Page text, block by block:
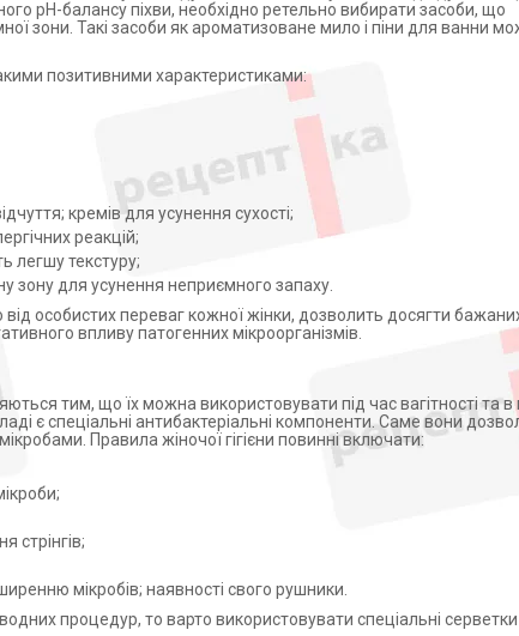
pH-балансу піхви, необхідно ретельно вибирати засоби, що
зони. Такі засоби як ароматизоване мило і піни для ванни
позитивними характеристиками:
кремів для усунення сухості;
реакцій;
легшу текстуру;
зону для усунення неприємного запаху.
особистих переваг кожної жінки, дозволить досягти
впливу патогенних мікроорганізмів.
тим, що їх можна використовувати під час вагітності та в
є спеціальні антибактеріальні компоненти. Саме вони
Правила жіночої гігієни повинні включати:
стрінгів;
мікробів; наявності свого рушники.
процедур, то варто використовувати спеціальні серветки